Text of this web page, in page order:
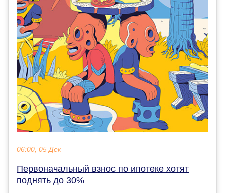
06:00, 05 Дек
Первоначальный взнос по ипотеке хотят
поднять до 30%